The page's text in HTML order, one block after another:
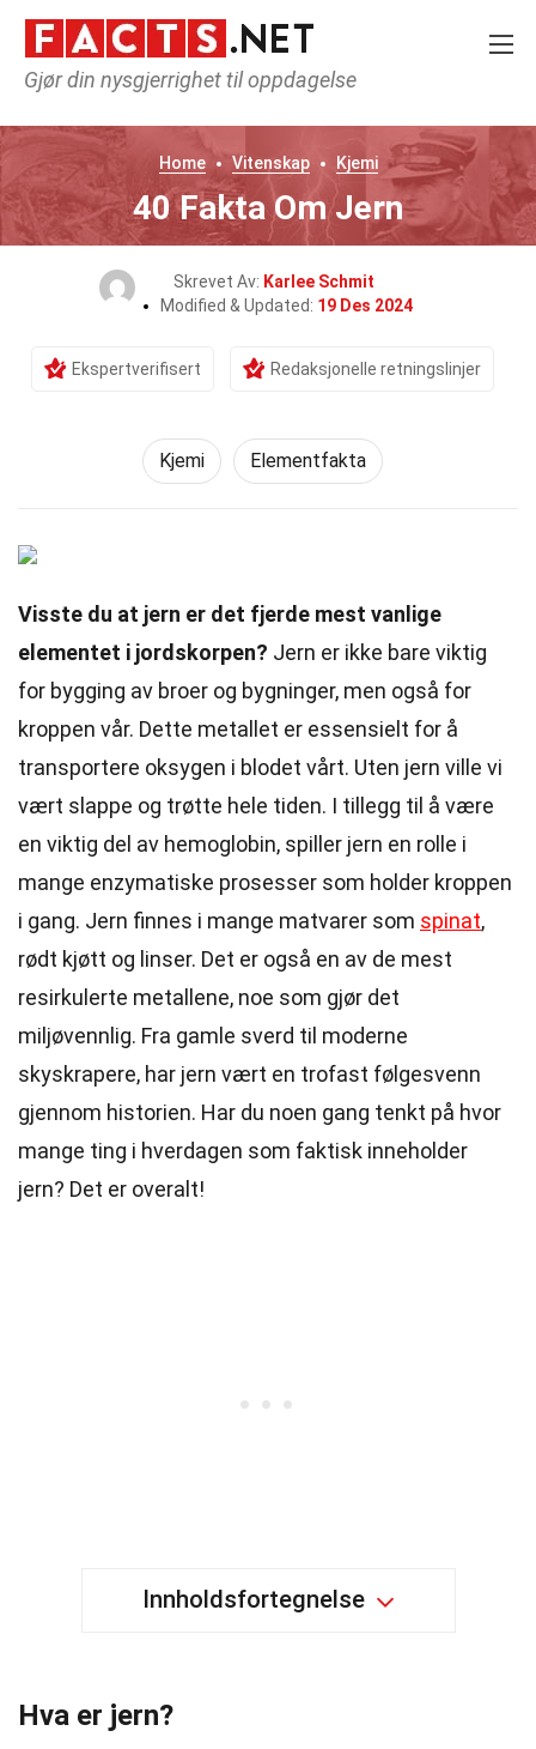
Gjør din nysgjerrighet til oppdagelse
Home Vitenskap Kjemi
40 Fakta Om Jern
Skrevet Av: Karlee Schmit
Modified & Updated: 19 Des 2024
Ekspertverifisert Redaksjonelle retningslinjer
Kjemi Elementfakta
Visste du at jern er det fjerde mest vanlige
elementet i jordskorpen? Jern er ikke bare viktig
for bygging av broer og bygninger, men også for
kroppen vår. Dette metallet er essensielt for å
transportere oksygen i blodet vårt. Uten jern ville vi
vært slappe og trøtte hele tiden. I tillegg til å være
en viktig del av hemoglobin, spiller jern en rolle i
mange enzymatiske prosesser som holder kroppen
i gang. Jern finnes i mange matvarer som spinat,
rødt kjøtt og linser. Det er også en av de mest
resirkulerte metallene, noe som gjør det
miljøvennlig. Fra gamle sverd til moderne
skyskrapere, har jern vært en trofast følgesvenn
gjennom historien. Har du noen gang tenkt på hvor
mange ting i hverdagen som faktisk inneholder
jern? Det er overalt!
Innholdsfortegnelse
Hva er jern?